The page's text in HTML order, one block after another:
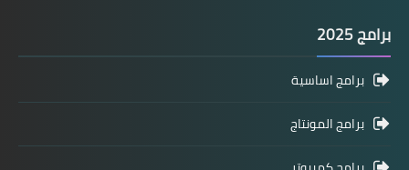
برامج 2025
برامج اساسية
برامج المونتاج